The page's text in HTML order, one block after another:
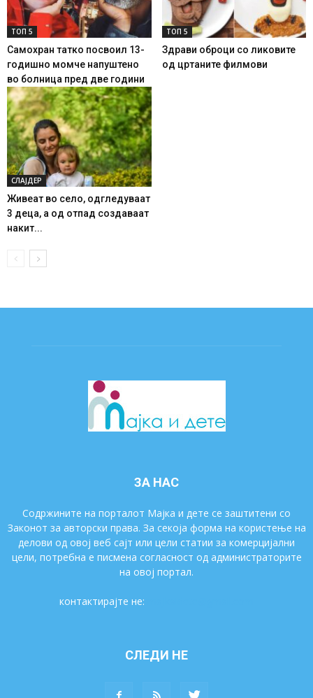
ТОП 5
Самохран татко посвоил 13-
годишно момче напуштено
во болница пред две години
ТОП 5
Здрави оброци со ликовите
од цртаните филмови
СЛАЈДЕР
Живеат во село, одгледуваат
3 деца, а од отпад создаваат
накит...
ЗА НАС
Содржините на порталот Мајка и дете се заштитени со
Законот за авторски права. За секоја форма на користење на
делови од овој веб сајт или цели статии за комерцијални
цели, потребна е писмена согласност од администраторите
на овој портал.
контактирајте не:
СЛЕДИ НЕ